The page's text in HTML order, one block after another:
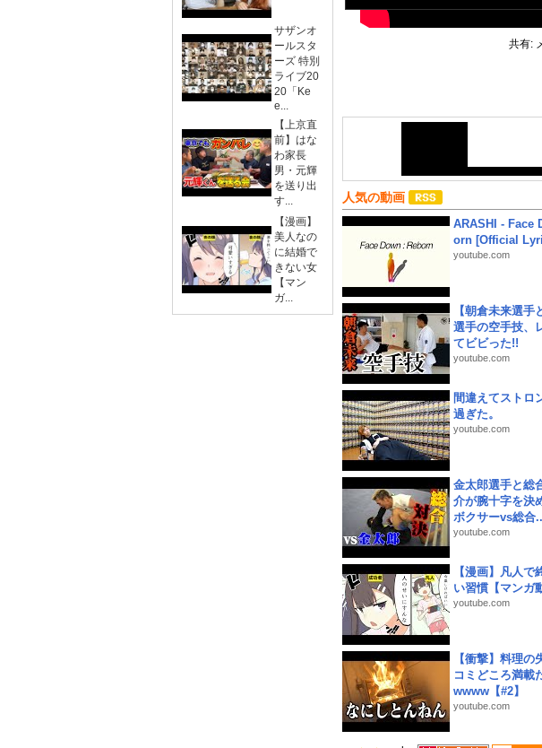
サザンオ
ールスタ
ーズ 特別
ライブ20
20「Ke
e...
【上京直
前】はな
わ家長
男・元輝
を送り出
す...
【漫画】
美人なの
に結婚で
きない女
【マン
ガ...
共有:
人気の動画
ARASHI - Face
orn [Official
youtube.com
【朝倉未来選手
選手の空手技、
てビビった!!
youtube.com
間違えてストロ
過ぎた。
youtube.com
金太郎選手と総
介が腕十字を決
ボクサーvs総合
youtube.com
【漫画】凡人で
い習慣【マンガ
youtube.com
【衝撃】料理の
コミどころ満載
wwww【#2】
youtube.com